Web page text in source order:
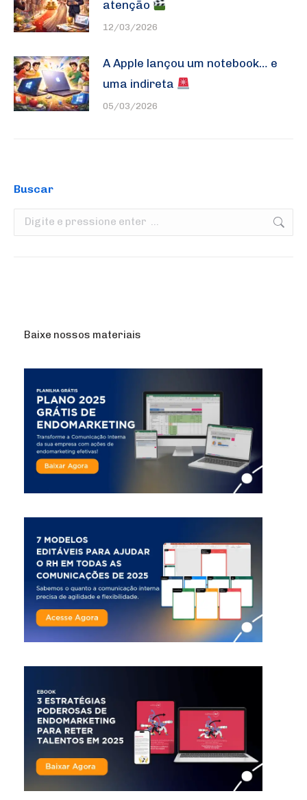
atenção
12/03/2026
A Apple lançou um notebook… e
uma indireta
05/03/2026
Buscar
Search:
Baixe nossos materiais